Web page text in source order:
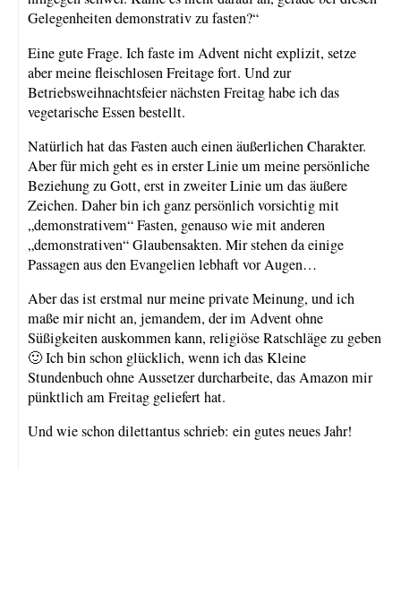
Gelegenheiten demonstrativ zu fasten?“
Eine gute Frage. Ich faste im Advent nicht explizit, setze
aber meine fleischlosen Freitage fort. Und zur
Betriebsweihnachtsfeier nächsten Freitag habe ich das
vegetarische Essen bestellt.
Natürlich hat das Fasten auch einen äußerlichen Charakter.
Aber für mich geht es in erster Linie um meine persönliche
Beziehung zu Gott, erst in zweiter Linie um das äußere
Zeichen. Daher bin ich ganz persönlich vorsichtig mit
„demonstrativem“ Fasten, genauso wie mit anderen
„demonstrativen“ Glaubensakten. Mir stehen da einige
Passagen aus den Evangelien lebhaft vor Augen…
Aber das ist erstmal nur meine private Meinung, und ich
maße mir nicht an, jemandem, der im Advent ohne
Süßigkeiten auskommen kann, religiöse Ratschläge zu geben
🙂 Ich bin schon glücklich, wenn ich das Kleine
Stundenbuch ohne Aussetzer durcharbeite, das Amazon mir
pünktlich am Freitag geliefert hat.
Und wie schon dilettantus schrieb: ein gutes neues Jahr!